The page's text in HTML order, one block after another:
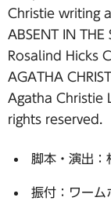
Christie writing
ABSENT IN
Rosalind Hicks
AGATHA
Agatha Christie
rights reserved.
脚本・演出：
振付：ワーム